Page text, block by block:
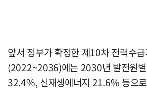
앞서 정부가 확정한 제10차 전력수급
(2022~2036)에는 2030년 발전원별
32.4%, 신재생에너지 21.6% 등으